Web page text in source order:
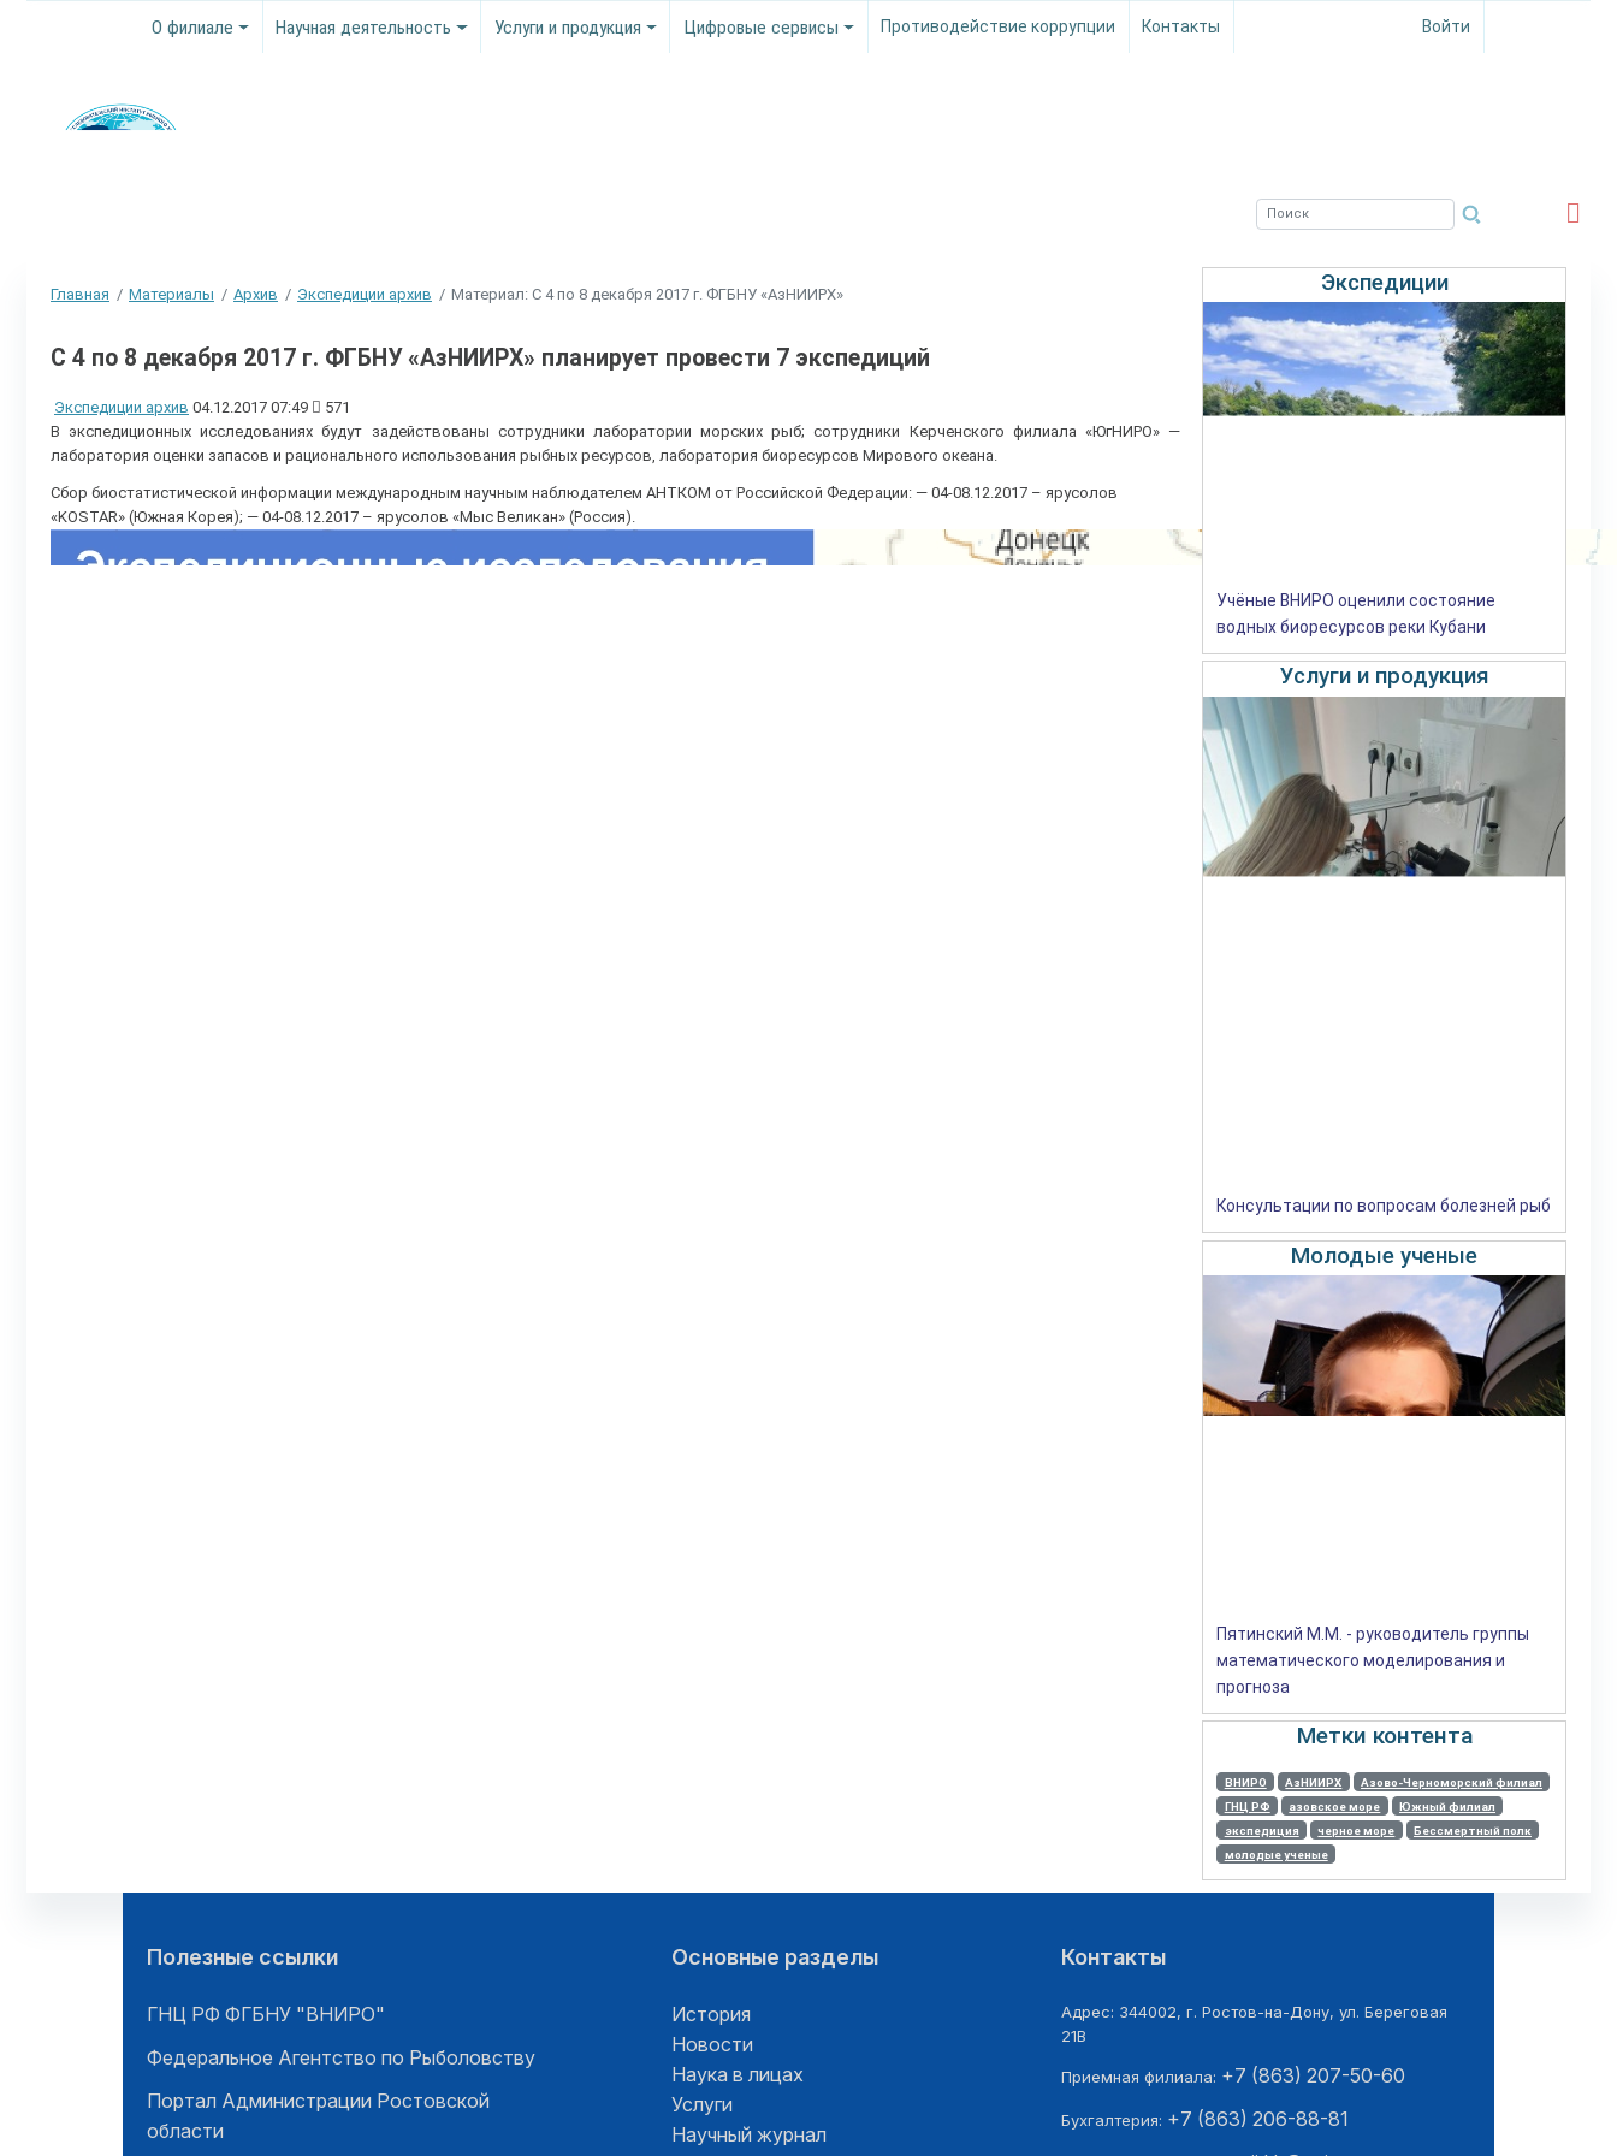
О филиале Научная деятельность Услуги и продукция Цифровые сервисы Противодействие коррупции Контакты Войти
Главная Материалы Архив Экспедиции архив Материал: С 4 по 8 декабря 2017 г. ФГБНУ «АзНИИРХ»
С 4 по 8 декабря 2017 г. ФГБНУ «АзНИИРХ» планирует провести 7 экспедиций
Экспедиции архив 04.12.2017 07:49
571
В экспедиционных исследованиях будут задействованы сотрудники лаборатории морских рыб; сотрудники Керченского филиала «ЮгНИРО» —
лаборатория оценки запасов и рационального использования рыбных ресурсов, лаборатория биоресурсов Мирового океана.
Сбор биостатистической информации международным научным наблюдателем АНТКОМ от Российской Федерации: — 04-08.12.2017 – ярусолов
«KOSTAR» (Южная Корея); — 04-08.12.2017 – ярусолов «Мыс Великан» (Россия).
Экспедиции
Учёные ВНИРО оценили состояние
водных биоресурсов реки Кубани
Услуги и продукция
Консультации по вопросам болезней рыб
Молодые ученые
Пятинский М.М. - руководитель группы
математического моделирования и
прогноза
Метки контента
ВНИРО АзНИИРХ
Азово-Черноморский филиал
ГНЦ РФ
азовское море
Южный филиал
экспедиция
черное море
Бессмертный полк
молодые ученые
Полезные ссылки
ГНЦ РФ ФГБНУ "ВНИРО"
Федеральное Агентство по Рыболовству
Портал Администрации Ростовской
области
Основные разделы
История
Новости
Наука в лицах
Услуги
Научный журнал
Контакты
Адрес: 344002, г. Ростов-на-Дону, ул. Береговая
21В
Приемная филиала: +7 (863) 207-50-60
Бухгалтерия: +7 (863) 206-88-81